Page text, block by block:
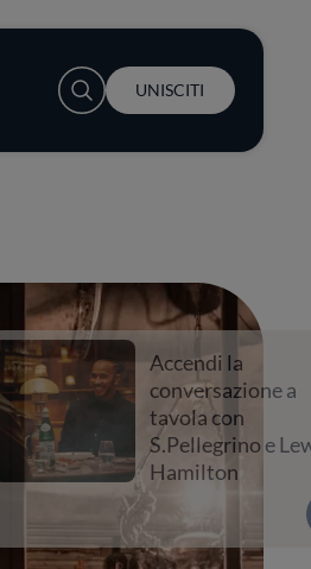
User account menu
UNISCITI
Accendi la
conversazione a
tavola con
S.Pellegrino e Lewis
Hamilton